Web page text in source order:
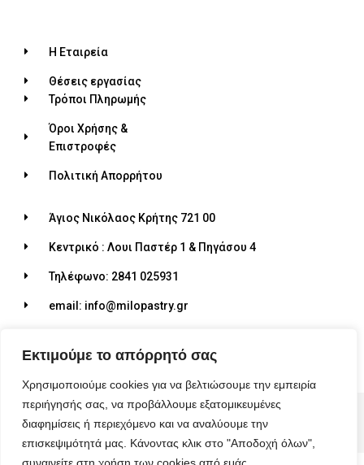
Εκτιμούμε το απόρρητό σας
Χρησιμοποιούμε cookies για να βελτιώσουμε την εμπειρία
περιήγησής σας, να προβάλλουμε εξατομικευμένες
διαφημίσεις ή περιεχόμενο και να αναλύουμε την
επισκεψιμότητά μας. Κάνοντας κλικ στο "Αποδοχή όλων",
Η Εταιρεία
Θέσεις εργασίας
Τρόποι Πληρωμής
Όροι Χρήσης &
Επιστροφές
Πολιτική Απορρήτου
Άγιος Νικόλαος Κρήτης 721 00
Κεντρικό : Λουι Παστέρ 1 & Πηγάσου 4
Τηλέφωνο: 2841 025931
email: info@milopastry.gr
© 2026 ALL RIGHTS RESERVED​